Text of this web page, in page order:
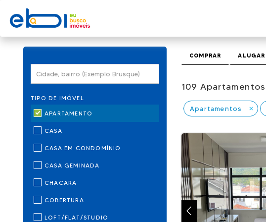
TIPO DE IMÓVEL
APARTAMENTO
CASA
CASA EM CONDOMÍNIO
CASA GEMINADA
CHACARA
COBERTURA
LOFT/FLAT/STUDIO
COMPRAR ALUGAR
109 Apartamentos
Apartamentos close